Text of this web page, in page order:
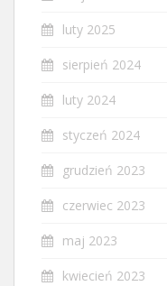
luty 2025
sierpień 2024
luty 2024
styczeń 2024
grudzień 2023
czerwiec 2023
maj 2023
kwiecień 2023